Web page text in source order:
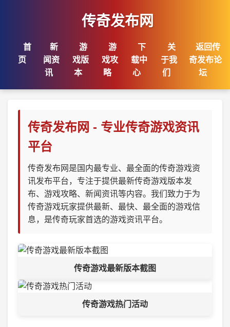
传奇发布网
首
页
新
闻资
讯
游
戏版
本
游
戏攻
略
下
载中
心
关
于我
们
返回传
奇发布论
坛
传奇发布网 - 专业传奇游戏资讯
平台
传奇发布网是国内最专业、最全面的传奇游戏资
讯发布平台，专注于提供最新传奇游戏版本发
布、游戏攻略、新闻资讯等内容。我们致力于为
传奇游戏玩家提供最新、最快、最全面的游戏信
息，是传奇玩家首选的游戏资讯平台。
传奇游戏最新版本截图
传奇游戏热门活动